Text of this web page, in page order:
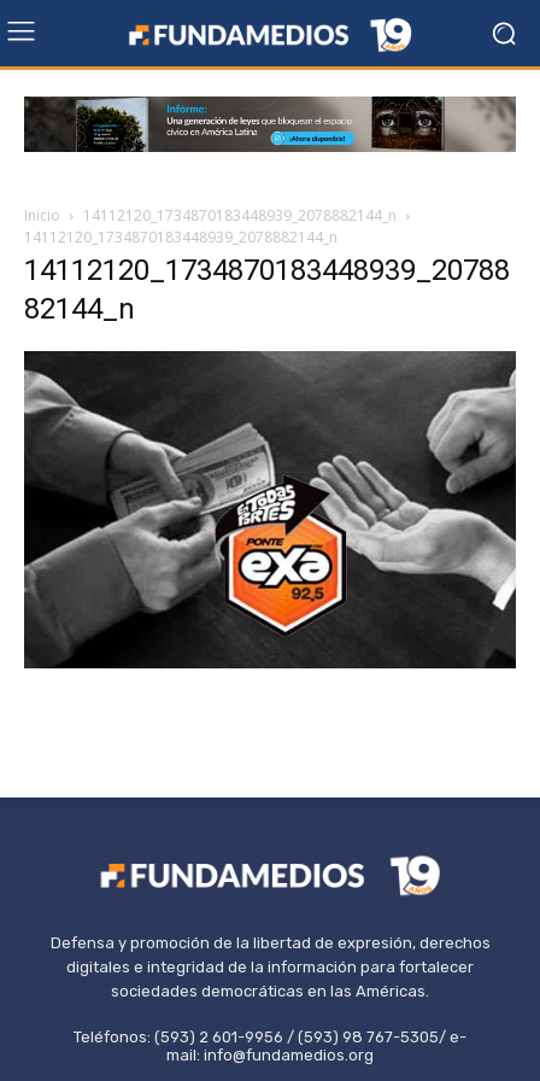
Inicio
14112120_1734870183448939_2078882144_n
14112120_1734870183448939_2078882144_n
14112120_1734870183448939_20788
82144_n
Defensa y promoción de la libertad de expresión, derechos
digitales e integridad de la información para fortalecer
sociedades democráticas en las Américas.
Teléfonos: (593) 2 601-9956 / (593) 98 767-5305/ e-
mail: info@fundamedios.org